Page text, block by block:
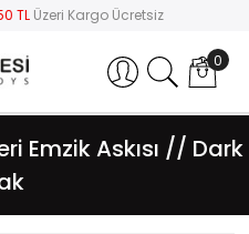
TL Üzeri Kargo Ücretsiz
Hesabım 0
Emzik Askısı // Dark